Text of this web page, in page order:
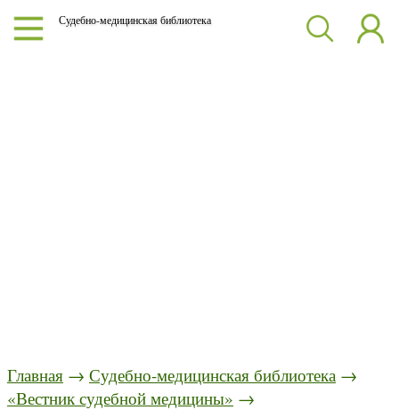
Судебно-медицинская библиотека
Главная → Судебно-медицинская библиотека →
«Вестник судебной медицины» →